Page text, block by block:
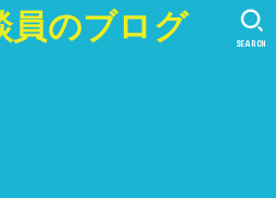
員のブログ SEARCH